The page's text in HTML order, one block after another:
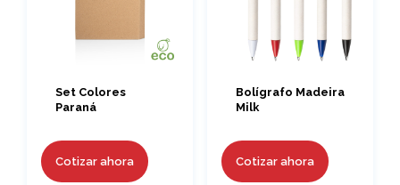
Set Colores
Paraná
Cotizar ahora
Bolígrafo Madeira
Milk
Cotizar ahora